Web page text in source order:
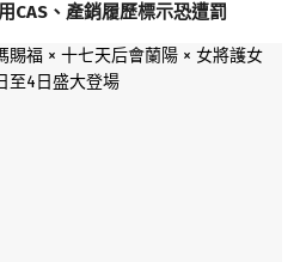
、產銷履歷標示恐遭罰